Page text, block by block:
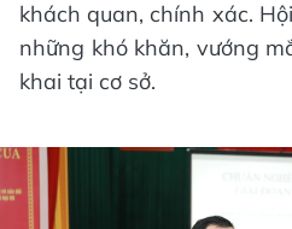
khách quan, chính xác.
những khó khăn, vướng
khai tại cơ sở.